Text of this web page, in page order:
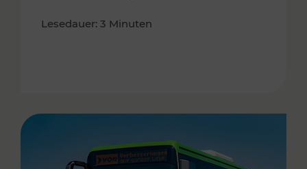
Lesedauer: 3 Minuten